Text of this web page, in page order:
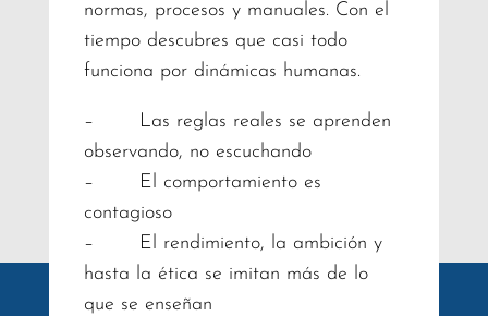
normas, procesos y manuales. Con el
tiempo descubres que casi todo
funciona por dinámicas humanas.
– Las reglas reales se aprenden
observando, no escuchando
– El comportamiento es
contagioso
– El rendimiento, la ambición y
hasta la ética se imitan más de lo
que se enseñan